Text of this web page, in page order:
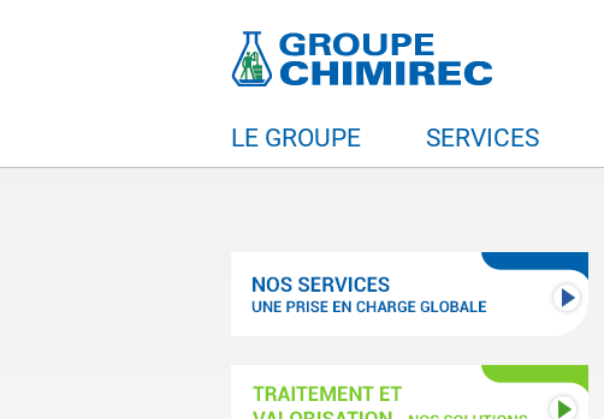
LE GROUPE SERVICES